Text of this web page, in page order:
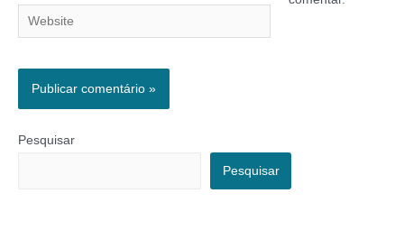
Pesquisar
Pesquisar